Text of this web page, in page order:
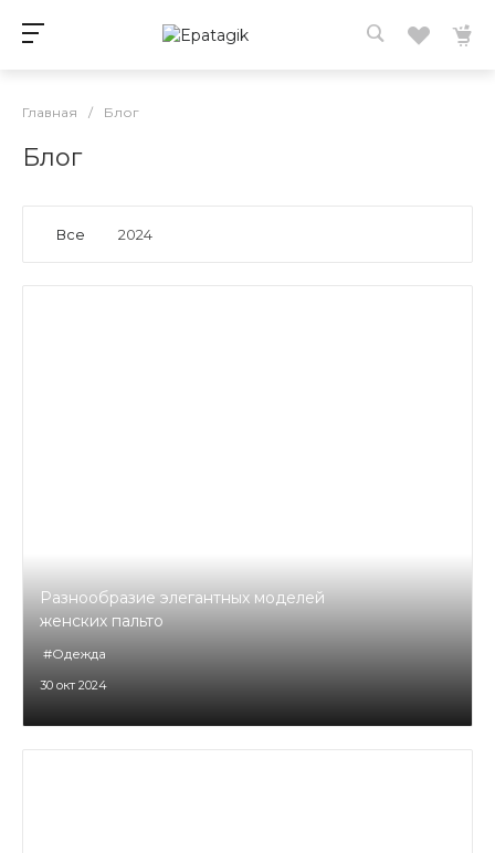
Главная / Блог
Блог
Все 2024
Разнообразие элегантных моделей
женских пальто
#Одежда
30 окт 2024